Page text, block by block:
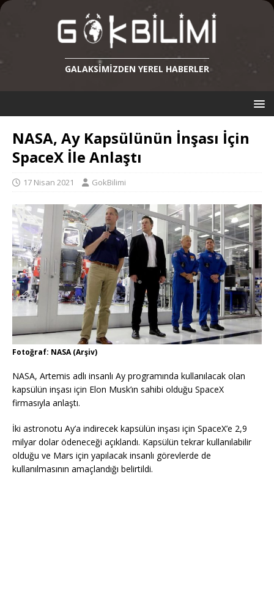
GALAKSIMIZDEN YEREL HABERLER
NASA, Ay Kapsülünün İnşası İçin
SpaceX İle Anlaştı
17 Nisan 2021 GokBilimi
Fotoğraf: NASA (Arşiv)
NASA, Artemis adlı insanlı Ay programında kullanılacak olan
kapsülün inşası için Elon Musk’ın sahibi olduğu SpaceX
firmasıyla anlaştı.
İki astronotu Ay’a indirecek kapsülün inşası için SpaceX’e 2,9
milyar dolar ödeneceği açıklandı. Kapsülün tekrar kullanılabilir
olduğu ve Mars için yapılacak insanlı görevlerde de
kullanılmasının amaçlandığı belirtildi.